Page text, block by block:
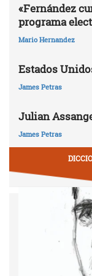
«Fernández
programa
Mario Hernandez
Estados
James Petras
Julian
James Petras